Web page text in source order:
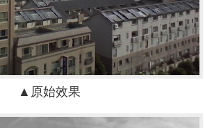
▲原始效果